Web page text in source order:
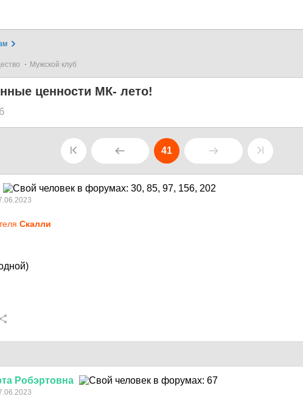
Мужской клуб
ценности МК- лето!
41
Скалли
Робэртовна